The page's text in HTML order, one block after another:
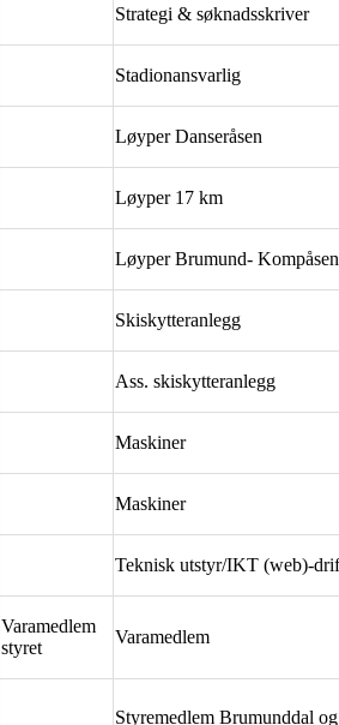
Strategi & søknadsskriver
Stadionansvarlig
Løyper Danseråsen
Løyper 17 km
Løyper Brumund- Kompåsen
Skiskytteranlegg
Ass. skiskytteranlegg
Maskiner
Maskiner
Teknisk utstyr/IKT (web)-
Varamedlem
styret
Varamedlem
Styremedlem Brumunddal og